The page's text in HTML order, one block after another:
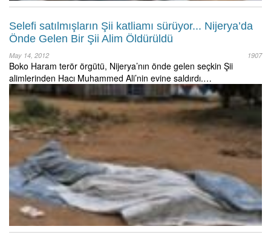
Selefi satılmışların Şii katliamı sürüyor... Nijerya’da
Önde Gelen Bir Şii Alim Öldürüldü
May 14, 2012 1907
Boko Haram terör örgütü, Nijerya’nın önde gelen seçkin Şii
alimlerinden Hacı Muhammed Ali’nin evine saldırdı.…